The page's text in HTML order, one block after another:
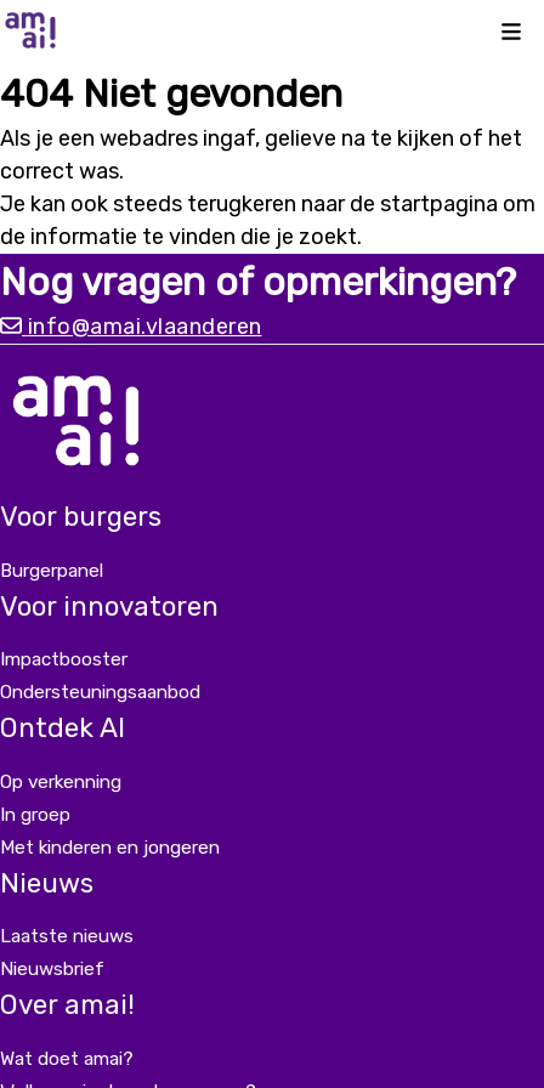
404 Niet gevonden
Als je een webadres ingaf, gelieve na te kijken of het
correct was.
Je kan ook steeds terugkeren naar de startpagina om
de informatie te vinden die je zoekt.
Nog vragen of opmerkingen?
info@amai.vlaanderen
Voor burgers
Burgerpanel
Voor innovatoren
Impactbooster
Ondersteuningsaanbod
Ontdek AI
Op verkenning
In groep
Met kinderen en jongeren
Nieuws
Laatste nieuws
Nieuwsbrief
Over amai!
Wat doet amai?